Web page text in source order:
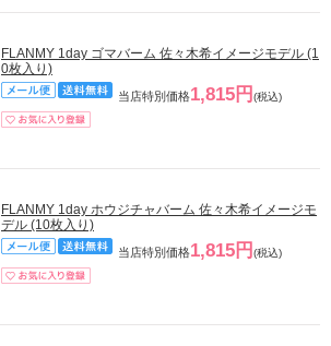
FLANMY 1day ゴマバーム 佐々木希イメージモデル (1
0枚入り)
当店特別価格1,815円 (税込)
FLANMY 1day ホウジチャバーム 佐々木希イメージモ
デル (10枚入り)
当店特別価格1,815円 (税込)